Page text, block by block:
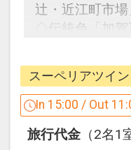
■お風呂｜露天
を癒す
で、旅の疲れを
プルな内装の大
間をお過ごしく
利用時間：
辻・近江町市場
◇伝統色「加
◇最上階の大浴
♪
お部屋のご紹介
スーペリアツイン
In 15:00 / Out
旅行代金 （2名